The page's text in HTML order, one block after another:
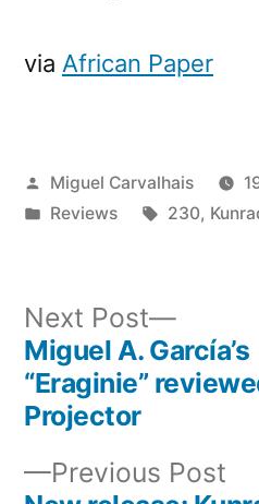
via African Paper
Posted
by
Miguel Carvalhais
Posted
Reviews Tags:
230,
Post
navigation
Previous Post
Next Post
Next
post:
Miguel A. García’s
“Eraginie”
Projector